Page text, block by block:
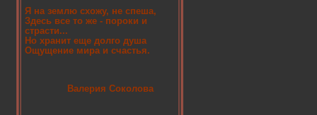
Я на землю схожу, не спеша,
Здесь все то же - пороки и
страсти...
Но хранит еще долго душа
Ощущение мира и счастья.
Валерия Соколова